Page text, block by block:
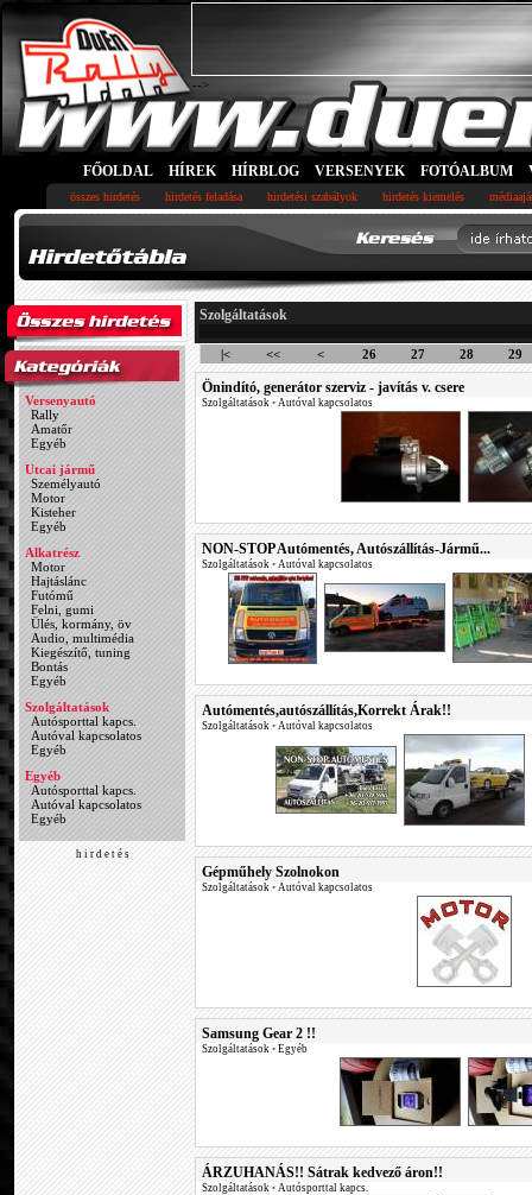
-->
FŐOLDAL HÍREK HÍRBLOG VERSENYEK FOTÓALBUM
összes hirdetés hirdetés feladása hirdetési szabályok hirdetés kiemelés
Versenyautó
Rally
Amatőr
Egyéb
Utcai jármű
Személyautó
Motor
Kisteher
Egyéb
Alkatrész
Motor
Hajtáslánc
Futómű
Felni, gumi
Ülés, kormány, öv
Audio, multimédia
Kiegészítő, tuning
Bontás
Egyéb
Szolgáltatások
Autósporttal kapcs.
Autóval kapcsolatos
Egyéb
Egyéb
Autósporttal kapcs.
Autóval kapcsolatos
Egyéb
h i r d e t é s
Szolgáltatások
|< << < 26 27 28 29
Önindító, generátor szerviz - javítás v. csere
Szolgáltatások • Autóval kapcsolatos
NON-STOP Autómentés, Autószállítás-Jármű...
Szolgáltatások • Autóval kapcsolatos
Autómentés,autószállítás,Korrekt Árak!!
Szolgáltatások • Autóval kapcsolatos
Gépműhely Szolnokon
Szolgáltatások • Autóval kapcsolatos
Samsung Gear 2 !!
Szolgáltatások • Egyéb
ÁRZUHANÁS!! Sátrak kedvező áron!!
Szolgáltatások • Autósporttal kapcs.